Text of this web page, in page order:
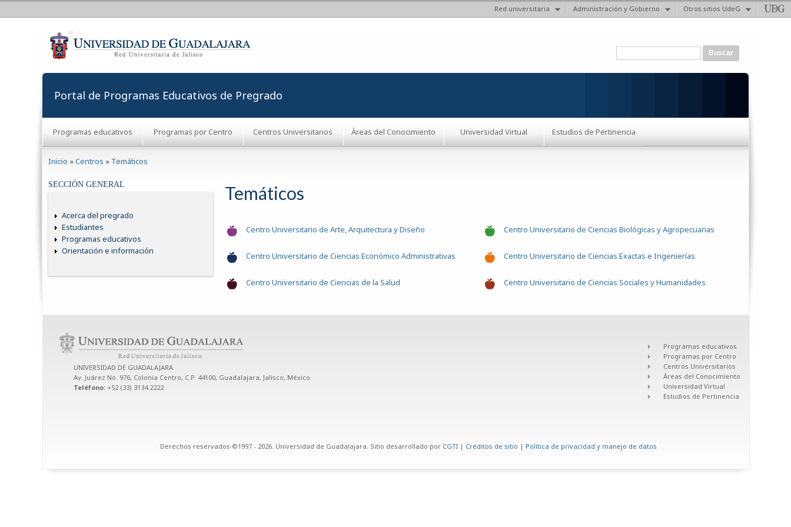
Red universitaria Administración y Gobierno Otros sitios UdeG
Formulario de búsqueda
Portal de Programas Educativos de Pregrado
Programas educativos Programas por Centro Centros Universitarios Áreas del Conocimiento Universidad Virtual Estudios de Pertinencia
Inicio »Centros » Temáticos
SECCIÓN GENERAL
Acerca del pregrado
Estudiantes
Programas educativos
Orientación e información
Temáticos
Centro Universitario de Arte, Arquitectura y Diseño Centro Universitario de Ciencias Biológicas y Agropecuarias
Centro Universitario de Ciencias Económico Administrativas Centro Universitario de Ciencias Exactas e Ingenierías
Centro Universitario de Ciencias de la Salud Centro Universitario de Ciencias Sociales y Humanidades
UNIVERSIDAD DE GUADALAJARA
Av. Juárez No. 976, Colonia Centro, C.P. 44100, Guadalajara, Jalisco, México
Teléfono: +52 (33) 3134 2222
Programas educativos
Programas por Centro
Centros Universitarios
Áreas del Conocimiento
Universidad Virtual
Estudios de Pertinencia
Derechos reservados ©1997 - 2026. Universidad de Guadalajara. Sitio desarrollado por CGTI | Créditos de sitio | Política de privacidad y manejo de datos